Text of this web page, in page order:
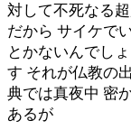
対して不死なる
だから サイケで
とかないんでし
す それが仏教の
典では真夜中 密
あるが